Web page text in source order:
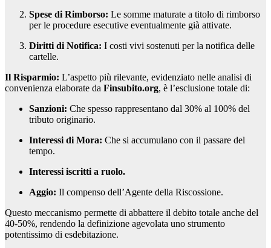
Spese di Rimborso: Le somme maturate a titolo di rimborso
per le procedure esecutive eventualmente già attivate.
Diritti di Notifica: I costi vivi sostenuti per la notifica delle
cartelle.
Il Risparmio: L’aspetto più rilevante, evidenziato nelle analisi di
convenienza elaborate da Finsubito.org, è l’esclusione totale di:
Sanzioni: Che spesso rappresentano dal 30% al 100% del
tributo originario.
Interessi di Mora: Che si accumulano con il passare del
tempo.
Interessi iscritti a ruolo.
Aggio: Il compenso dell’Agente della Riscossione.
Questo meccanismo permette di abbattere il debito totale anche del
40-50%, rendendo la definizione agevolata uno strumento
potentissimo di esdebitazione.